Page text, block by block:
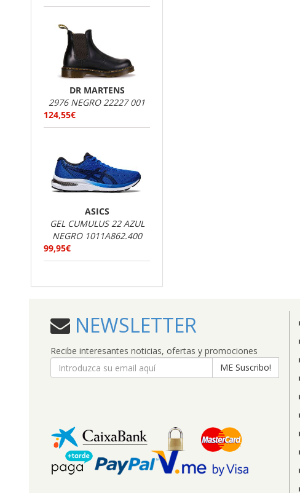
DR MARTENS
2976 NEGRO 22227 001
124,55€
ASICS
GEL CUMULUS 22 AZUL
NEGRO 1011A862.400
99,95€
NEWSLETTER
Recibe interesantes noticias, ofertas y promociones
ME Suscribo!